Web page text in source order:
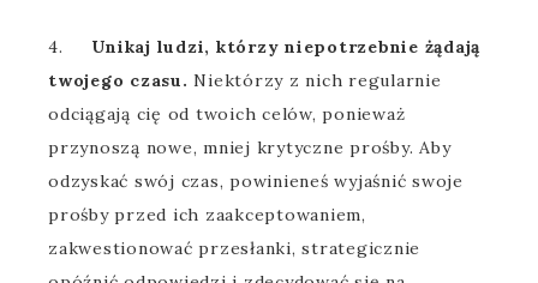
4. Unikaj ludzi, którzy niepotrzebnie żądają
twojego czasu. Niektórzy z nich regularnie
odciągają cię od twoich celów, ponieważ
przynoszą nowe, mniej krytyczne prośby. Aby
odzyskać swój czas, powinieneś wyjaśnić swoje
prośby przed ich zaakceptowaniem,
zakwestionować przesłanki, strategicznie